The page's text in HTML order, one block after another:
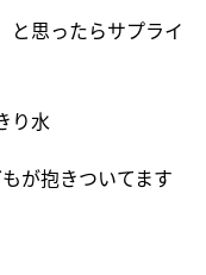
と思ったらサプライ
り水
が抱きついてます